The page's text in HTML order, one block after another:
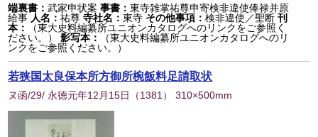
端裏書：武家申状案 事書：東寺雑掌祐尊申寄検非違使俸禄并原
給事 人名：祐尊 寺社名：東寺 その他事項：検非違使／聖断 刊
本：
（東大史料編纂所ユニオンカタログへのリンクをご参照く
ださい。）
影写本：
（東大史料編纂所ユニオンカタログへのリ
ンクをご参照ください。）
若狭国太良保本所方御所椀飯料足請取状
ヌ函/29/ 永徳元年12月15日 （1381 ） 310×500mm